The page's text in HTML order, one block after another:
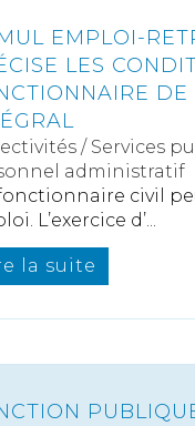
EMPLOI-
LES
/ Services
administratif
civil
L’exercice d’...
la suite